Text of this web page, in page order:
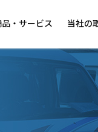
・サービス
レンタル商
マット
当社の